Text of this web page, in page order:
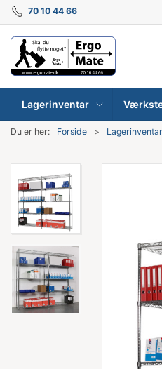
70 10 44 66
Lagerinventar
Du er her: Forside Lagerinventar